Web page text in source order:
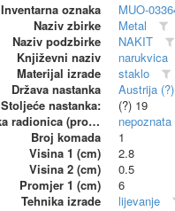
Inventarna oznaka
MUO-
Naziv zbirke
Metal
Naziv podzbirke
NAKIT
Književni naziv
narukvica
Materijal izrade
staklo
Država nastanka
Austrija (?)
Stoljeće nastanka:
(?) 19
Autorska radionica (proizvođač)
nepoznata
Broj komada
1
Visina 1 (cm)
2.8
Visina 2 (cm)
0.5
Promjer 1 (cm)
6
Tehnika izrade
lijevanje